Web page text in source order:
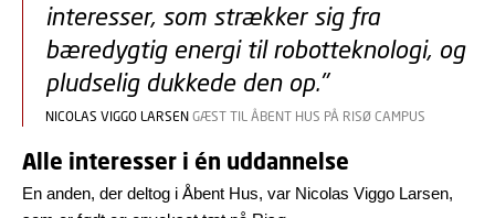
interesser, som strækker sig fra
bæredygtig energi til robotteknologi, og
pludselig dukkede den op."
NICOLAS VIGGO LARSEN GÆST TIL ÅBENT HUS PÅ RISØ CAMPUS
Alle interesser i én uddannelse
En anden, der deltog i Åbent Hus, var Nicolas Viggo Larsen,